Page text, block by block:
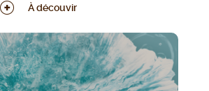
À découvir